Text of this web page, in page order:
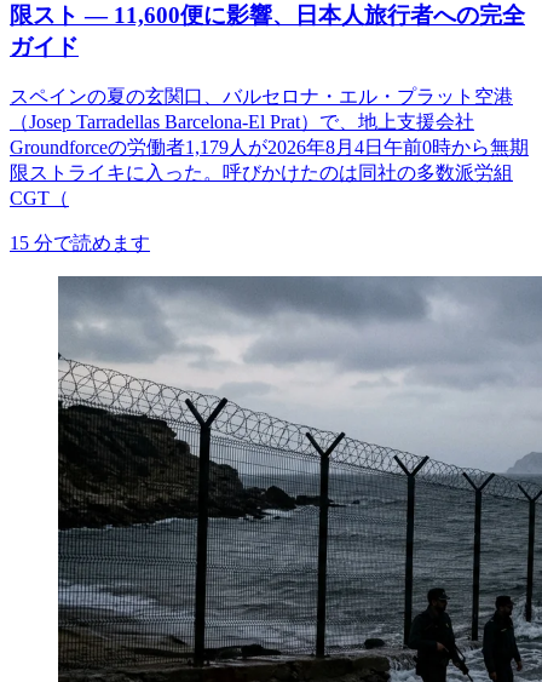
限スト ― 11,600便に影響、日本人旅行者への完全
ガイド
スペインの夏の玄関口、バルセロナ・エル・プラット空港
（Josep Tarradellas Barcelona-El Prat）で、地上支援会社
Groundforceの労働者1,179人が2026年8月4日午前0時から無期
限ストライキに入った。呼びかけたのは同社の多数派労組
CGT（
15 分で読めます